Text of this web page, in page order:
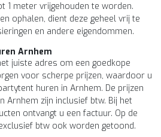
1 meter vrijgehouden te worden.
ophalen, dient deze geheel vrij te
en andere eigendommen.
Arnhem
juiste adres om een goedkope
voor scherpe prijzen, waardoor u
huren in Arnhem. De prijzen
Arnhem zijn inclusief btw. Bij het
ontvangt u een factuur. Op de
btw ook worden getoond.